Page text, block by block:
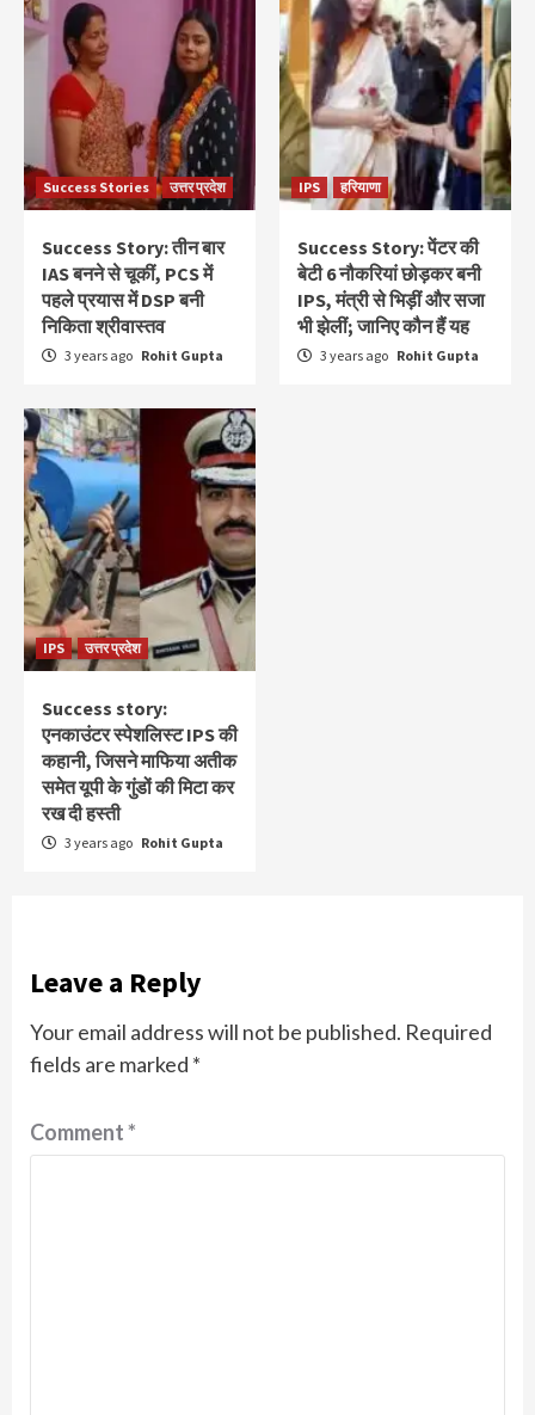
Success Stories उत्तर प्रदेश
Success Story: तीन बार
IAS बनने से चूकीं, PCS में
पहले प्रयास में DSP बनी
निकिता श्रीवास्तव
3 years ago Rohit Gupta
IPS हरियाणा
Success Story: पेंटर की
बेटी 6 नौकरियां छोड़कर बनी
IPS, मंत्री से भिड़ीं और सजा
भी झेलीं; जानिए कौन हैं यह
3 years ago Rohit Gupta
IPS उत्तर प्रदेश
Success story:
एनकाउंटर स्‍पेशलिस्‍ट IPS की
कहानी, जिसने माफिया अतीक
समेत यूपी के गुंडों की मिटा कर
रख दी हस्ती
3 years ago Rohit Gupta
Leave a Reply
Your email address will not be published. Required
fields are marked *
Comment*